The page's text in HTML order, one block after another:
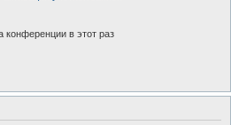
в этот раз